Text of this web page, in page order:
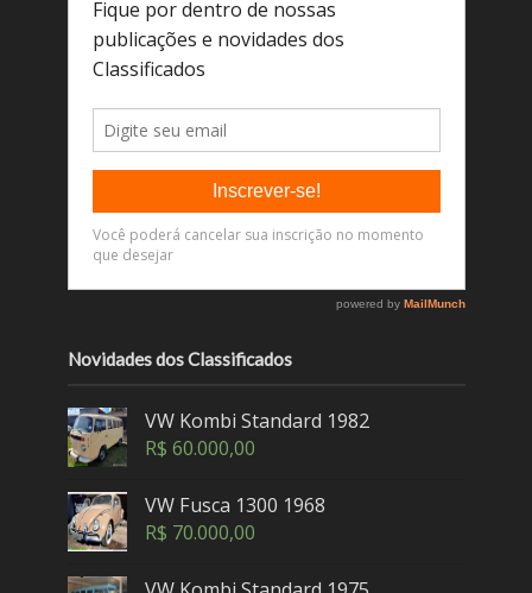
Novidades dos Classificados
VW Kombi Standard 1982
R$ 60.000,00
VW Fusca 1300 1968
R$ 70.000,00